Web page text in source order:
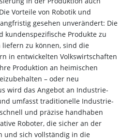
Vorteile von Robotik und
gesehen unverändert: Die
kundenspezifische Produkte zu
zu können, sind die
in entwickelten Volkswirtschaften
Produktion an heimischen
– oder neu
wird das Angebot an Industrie-
umfasst traditionelle Industrie-
und präzise handhaben
Roboter, die sicher an der
und sich vollständig in die